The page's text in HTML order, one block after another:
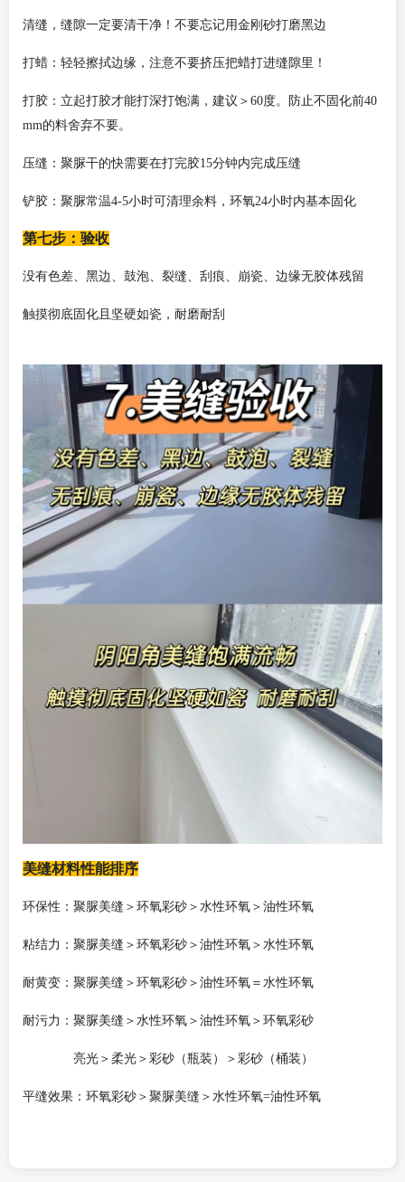
清缝，缝隙一定要清干净！不要忘记用金刚砂打磨黑边
打蜡：轻轻擦拭边缘，注意不要挤压把蜡打进缝隙里！
打胶：立起打胶才能打深打饱满，建议＞ 60度。防止不固化前40
mm的料舍弃不要。
压缝：聚脲干的快需要在打完胶15分钟内完成压缝
铲胶：聚脲常温4-5小时可清理余料，环氧24小时内基本固化
第七步：验收
没有色差、黑边、鼓泡、裂缝、刮痕、崩瓷、边缘无胶体残留
触摸彻底固化且坚硬如瓷，耐磨耐刮
美缝材料性能排序
环保性：聚脲美缝＞环氧彩砂＞水性环氧＞油性环氧
粘结力：聚脲美缝＞环氧彩砂＞油性环氧＞水性环氧
耐黄变：聚脲美缝＞环氧彩砂＞油性环氧＝水性环氧
耐污力：聚脲美缝＞水性环氧＞油性环氧＞环氧彩砂
亮光＞柔光＞彩砂（瓶装）＞彩砂（桶装）
平缝效果：环氧彩砂＞聚脲美缝＞水性环氧=油性环氧